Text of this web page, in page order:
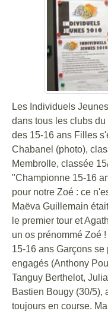
Les Individuels
dans tous les clubs
des 15-16 ans Filles
Chabanel (photo),
Membrolle, classée
"Championne 15-16
pour notre Zoé : ce
Maëva Guillemain
le premier tour et
un os prénommé Zoé
15-16 ans Garçons
engagés (Anthony
Tanguy Berthelot,
Bastien Bougy (30/5),
toujours en course.